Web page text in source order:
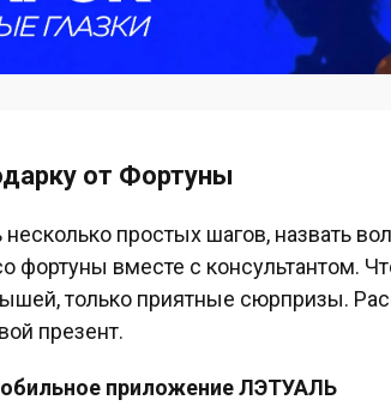
от Фортуны
простых шагов, назвать
фортуны вместе с консультантом.
только приятные сюрпризы.
презент.
приложение ЛЭТУАЛЬ